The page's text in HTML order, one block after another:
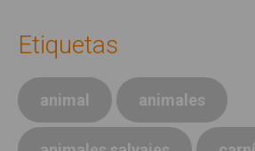
Etiquetas
animal animales